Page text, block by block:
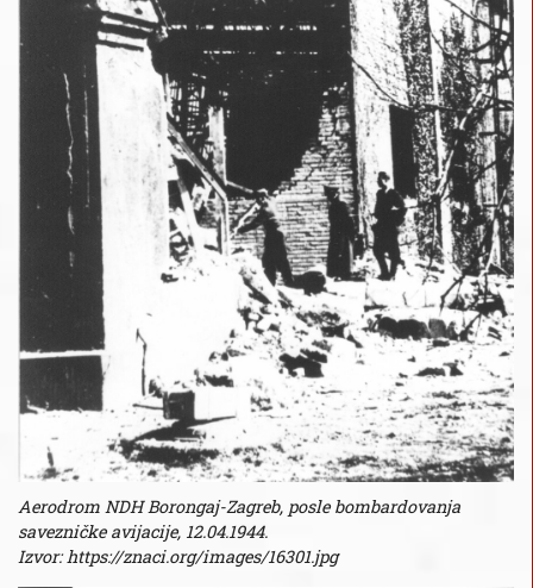
Aerodrom NDH Borongaj-Zagreb, posle bombardovanja
savezničke avijacije, 12.04.1944.
Izvor: https://znaci.org/images/16301.jpg